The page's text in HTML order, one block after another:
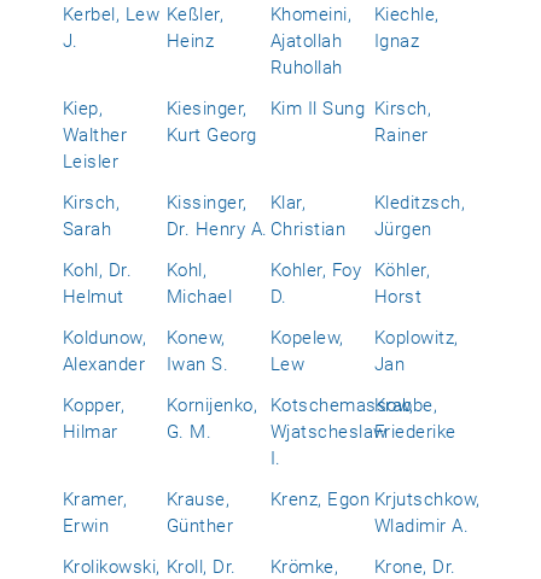
Kerbel, Lew
J.
Keßler,
Heinz
Khomeini,
Ajatollah
Ruhollah
Kiechle,
Ignaz
Kiep,
Walther
Leisler
Kiesinger,
Kurt Georg
Kim Il Sung Kirsch,
Rainer
Kirsch,
Sarah
Kissinger,
Dr. Henry A.
Klar,
Christian
Kleditzsch,
Jürgen
Kohl, Dr.
Helmut
Kohl,
Michael
Kohler, Foy
D.
Köhler,
Horst
Koldunow,
Alexander
Konew,
Iwan S.
Kopelew,
Lew
Koplowitz,
Jan
Kopper,
Hilmar
Kornijenko,
G. M.
Kotschemassow,
Wjatscheslaw
I.
Krabbe,
Friederike
Kramer,
Erwin
Krause,
Günther
Krenz, Egon Krjutschkow,
Wladimir A.
Krolikowski, Kroll, Dr.
Krömke,
Krone, Dr.